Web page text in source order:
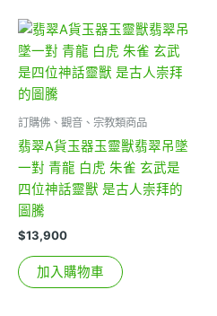
訂購佛、觀音、宗教類商品
翡翠A貨玉器玉靈獸翡翠吊墜
一對 青龍 白虎 朱雀 玄武是
四位神話靈獸 是古人崇拜的
圖騰
$13,900
加入購物車